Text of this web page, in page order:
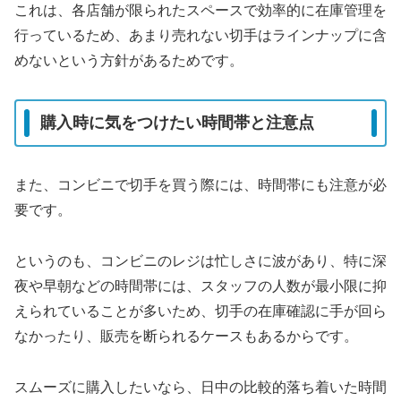
これは、各店舗が限られたスペースで効率的に在庫管理を
行っているため、あまり売れない切手はラインナップに含
めないという方針があるためです。
購入時に気をつけたい時間帯と注意点
また、コンビニで切手を買う際には、時間帯にも注意が必
要です。
というのも、コンビニのレジは忙しさに波があり、特に深
夜や早朝などの時間帯には、スタッフの人数が最小限に抑
えられていることが多いため、切手の在庫確認に手が回ら
なかったり、販売を断られるケースもあるからです。
スムーズに購入したいなら、日中の比較的落ち着いた時間